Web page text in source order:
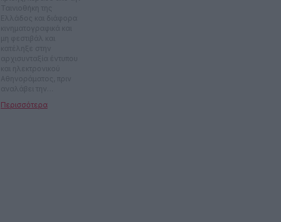
Γράφει για μουσική,